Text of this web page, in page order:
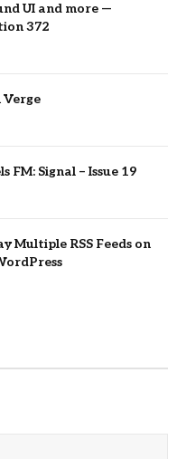
UI and more —
372
FM: Signal – Issue 19
Multiple RSS Feeds on